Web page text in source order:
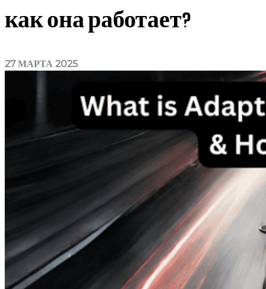
как она работает?
27 МАРТА 2025